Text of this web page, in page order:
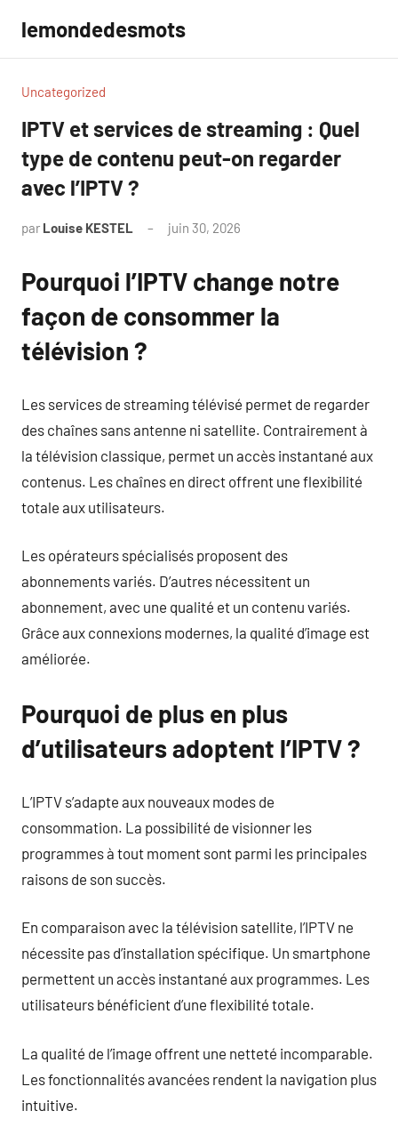
contenu
lemondedesmots
Uncategorized
IPTV et services de streaming : Quel
type de contenu peut-on regarder
avec l’IPTV ?
par Louise KESTEL juin 30, 2026
Pourquoi l’IPTV change notre
façon de consommer la
télévision ?
Les services de streaming télévisé permet de regarder
des chaînes sans antenne ni satellite. Contrairement à
la télévision classique, permet un accès instantané aux
contenus. Les chaînes en direct offrent une flexibilité
totale aux utilisateurs.
Les opérateurs spécialisés proposent des
abonnements variés. D’autres nécessitent un
abonnement, avec une qualité et un contenu variés.
Grâce aux connexions modernes, la qualité d’image est
améliorée.
Pourquoi de plus en plus
d’utilisateurs adoptent l’IPTV ?
L’IPTV s’adapte aux nouveaux modes de
consommation. La possibilité de visionner les
programmes à tout moment sont parmi les principales
raisons de son succès.
En comparaison avec la télévision satellite, l’IPTV ne
nécessite pas d’installation spécifique. Un smartphone
permettent un accès instantané aux programmes. Les
utilisateurs bénéficient d’une flexibilité totale.
La qualité de l’image offrent une netteté incomparable.
Les fonctionnalités avancées rendent la navigation plus
intuitive.